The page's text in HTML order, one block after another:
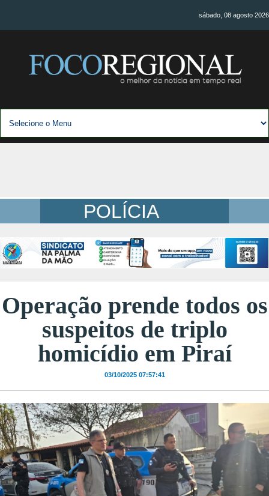
sábado, 08 agosto 2026
POLÍCIA
Operação prende todos os
suspeitos de triplo
homicídio em Piraí
03/10/2025 07:57:41